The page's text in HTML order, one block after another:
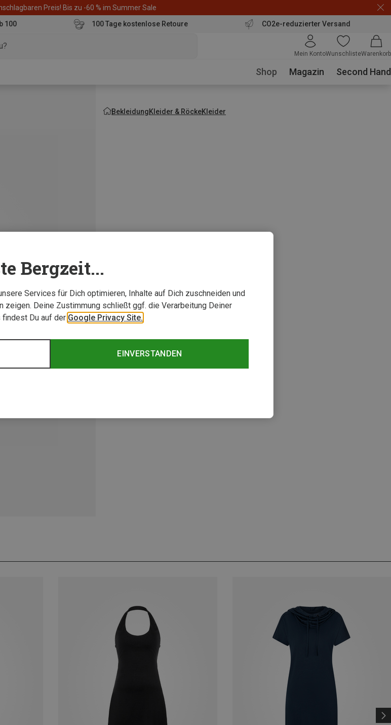
Preis! Bis zu -60 % im Summer Sale
100
100 Tage kostenlose Retoure CO2e-reduzierter Versand
Mein KontoWunschlisteWarenkorb
Shop Magazin Second Hand
BekleidungKleider & RöckeKleider
Bergzeit...
Services für Dich optimieren, Inhalte auf Dich zuschneiden und
Deine Zustimmung schließt ggf. die Verarbeitung Deiner
findest Du auf der Google Privacy Site.
EINVERSTANDEN